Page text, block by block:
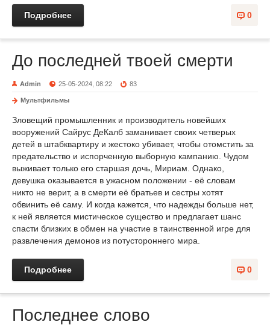
0
Подробнее
До последней твоей смерти
Admin 25-05-2024, 08:22 83
Мультфильмы
Зловещий промышленник и производитель новейших
вооружений Сайрус ДеКалб заманивает своих четверых
детей в штабквартиру и жестоко убивает, чтобы отомстить за
предательство и испорченную выборную кампанию. Чудом
выживает только его старшая дочь, Мириам. Однако,
девушка оказывается в ужасном положении - её словам
никто не верит, а в смерти её братьев и сестры хотят
обвинить её саму. И когда кажется, что надежды больше нет,
к ней является мистическое существо и предлагает шанс
спасти близких в обмен на участие в таинственной игре для
развлечения демонов из потустороннего мира.
0
Подробнее
Последнее слово